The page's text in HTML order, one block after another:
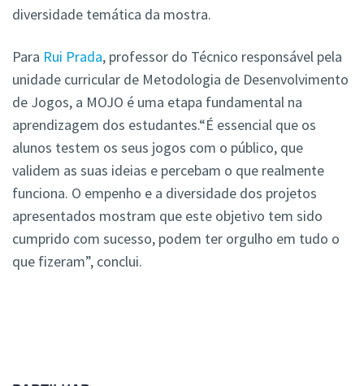
diversidade temática da mostra.
Para Rui Prada, professor do Técnico responsável pela
unidade curricular de Metodologia de Desenvolvimento
de Jogos, a MOJO é uma etapa fundamental na
aprendizagem dos estudantes.“É essencial que os
alunos testem os seus jogos com o público, que
validem as suas ideias e percebam o que realmente
funciona. O empenho e a diversidade dos projetos
apresentados mostram que este objetivo tem sido
cumprido com sucesso, podem ter orgulho em tudo o
que fizeram”, conclui.